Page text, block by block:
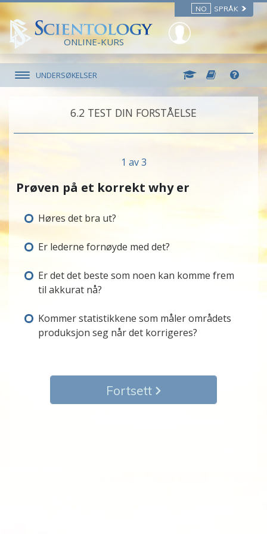
NO SPRÅK
ONLINE-KURS
UNDERSØKELSER
6.‎2 TEST DIN FORSTÅELSE
1 av 3
Prøven på et korrekt why er
Høres det bra ut?
Er lederne fornøyde med det?
Er det det beste som noen kan komme frem
til akkurat nå?
Kommer statistikkene som måler områdets
produksjon seg når det korrigeres?
Fortsett